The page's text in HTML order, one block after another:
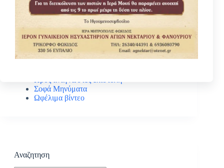
Κατηγοριες
Βίοι Αγίων
Γέροντας Νεκτάριος Μουλατσιώτης
Διάφορα ψυχωφελή κείμενα
Κάτι ενδιαφέρον
Νέα – Ανακοινώσεις
Σοφά Μηνύματα
Ωφέλιμα βίντεο
Αναζητηση